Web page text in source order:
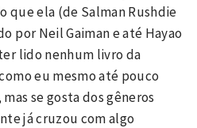
que ela (de Salman Rushdie
por Neil Gaiman e até Hayao
lido nenhum livro da
eu mesmo até pouco
se gosta dos gêneros
já cruzou com algo